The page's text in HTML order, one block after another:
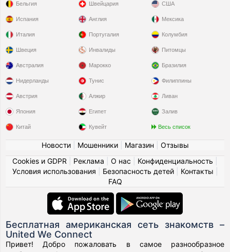
Бельгия
Испания
Италия
Швеция
Швейцария
Англия
Португалия
Инвалиды
США
Мексика
Колумбия
Питомцы
Австралия
Нидерланды
Австрия
Япония
Китай
Марокко
Тунис
Алжир
Египет
Кувейт
Бразилия
Филиппины
Ливан
Залив
Весь список
Новости| Мошенники| Магазин
Отзывы
Cookies и GDPR
Реклама О нас Конфиденциальность
Условия использования
Безопасность детей| Контакты
FAQ
Бесплатная американская сеть знакомств –
United We Connect
Привет! Добро пожаловать в самое разнообразное